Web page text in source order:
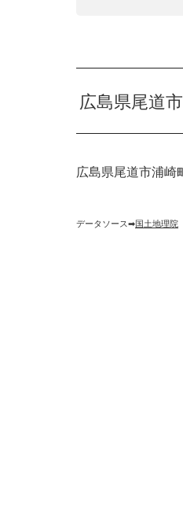
広島県尾道
広島県尾道市浦崎
データソース➡︎国土地理院